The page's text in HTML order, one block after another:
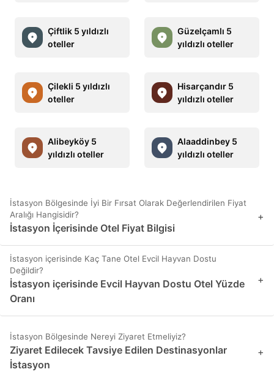
Çiftlik 5 yıldızlı
oteller
Güzelçamlı 5
yıldızlı oteller
Çilekli 5 yıldızlı
oteller
Hisarçandır 5
yıldızlı oteller
Alibeyköy 5
yıldızlı oteller
Alaaddinbey 5
yıldızlı oteller
İstasyon Bölgesinde İyi Bir Fırsat Olarak Değerlendirilen Fiyat
Aralığı Hangisidir?
İstasyon İçerisinde Otel Fiyat Bilgisi
+
İstasyon içerisinde Kaç Tane Otel Evcil Hayvan Dostu
Değildir?
İstasyon içerisinde Evcil Hayvan Dostu Otel Yüzde
Oranı
+
İstasyon Bölgesinde Nereyi Ziyaret Etmeliyiz?
Ziyaret Edilecek Tavsiye Edilen Destinasyonlar
İstasyon
+